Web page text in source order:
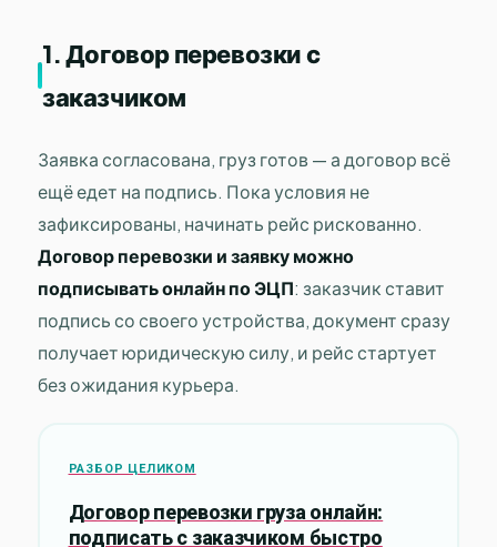
1. Договор перевозки с
заказчиком
Заявка согласована, груз готов — а договор всё
ещё едет на подпись. Пока условия не
зафиксированы, начинать рейс рискованно.
Договор перевозки и заявку можно
подписывать онлайн по ЭЦП: заказчик ставит
подпись со своего устройства, документ сразу
получает юридическую силу, и рейс стартует
без ожидания курьера.
РАЗБОР ЦЕЛИКОМ
Договор перевозки груза онлайн:
подписать с заказчиком быстро